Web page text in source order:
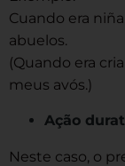
Cuando era
abuelos.
(Quando era
meus avós.)
Ação
Neste caso, o